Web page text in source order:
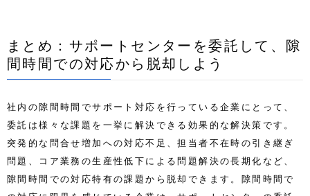
まとめ：サポートセンターを委託して、隙
間時間での対応から脱却しよう
社内の隙間時間でサポート対応を行っている企業にとって、
委託は様々な課題を一挙に解決できる効果的な解決策です。
突発的な問合せ増加への対応不足、担当者不在時の引き継ぎ
問題、コア業務の生産性低下による問題解決の長期化など、
隙間時間での対応特有の課題から脱却できます。 隙間時間で